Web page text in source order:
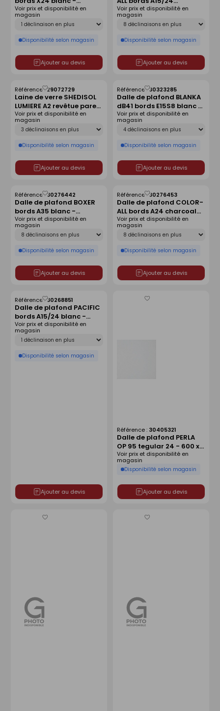
600x600x22mm
Déclinaison
Disponibilité selon magasin
Voir prix et disponibilité en
magasin
Ajouter au devis
charcoal 09 -
600x600x20mm
Déclinaison
Disponibilité selon magasin
Voir prix et disponibilité en
magasin
Ajouter au devis
Laine de verre SHEDISOL
LUMIERE A2 revêtue pare-
vapeur - 1,985x1m
Ep.80mm - R=2,25m².K/W.
Référence :29072729
Déclinaison
Disponibilité selon magasin
Voir prix et disponibilité en
magasin
Ajouter au devis
Enregistrer
comme
liste
Dalle de plafond BLANKA
dB41 bords E15S8 blanc -
1350x300x35mm
Référence :30323285
Déclinaison
Disponibilité selon magasin
Voir prix et disponibilité en
magasin
Ajouter au devis
Enregistrer
comme
liste
Dalle de plafond BOXER
bords A35 blanc -
1500x1000x50mm
Référence :30276442
Déclinaison
Disponibilité selon magasin
Voir prix et disponibilité en
magasin
Ajouter au devis
Enregistrer
comme
liste
Dalle de plafond COLOR-
ALL bords A24 charcoal
09 - 1200x600x40mm
Référence :30276453
Déclinaison
Disponibilité selon magasin
Voir prix et disponibilité en
magasin
Ajouter au devis
Enregistrer
comme
liste
Dalle de plafond PACIFIC
bords A15/24 blanc -
600x600x12mm
Référence :30268851
Déclinaison
Disponibilité selon magasin
Voir prix et disponibilité en
magasin
Ajouter au devis
Enregistrer
comme
liste
Dalle de plafond PERLA
OP 95 tegular 24 - 600 x
600 x 15 mm
Référence : 30405321
Disponibilité selon magasin
Voir prix et disponibilité en
magasin
Ajouter au devis
Enregistrer
Enregistrer
Enregistrer